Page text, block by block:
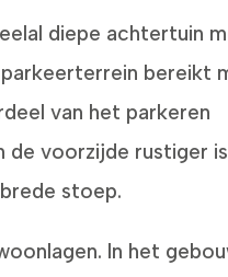
diepe achtertuin
bereikt
van het parkeren
de voorzijde rustiger is
stoep.
In het